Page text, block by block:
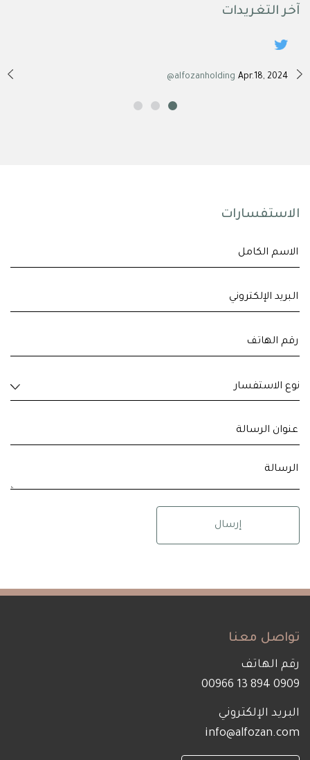
آخر التغريدات
@alfozanholding Apr.18, 2024
الاستفسارات
نوع الاستفسار
تواصل معنا
رقم الهاتف
0909 894 13 00966
البريد الإلكتروني
info@alfozan.com